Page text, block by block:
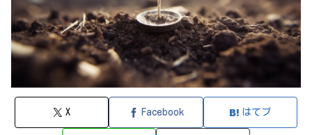
X Facebook はてブ